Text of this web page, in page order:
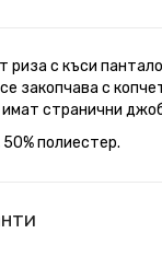
риза с къси
закопчава с
странични
полиестер.